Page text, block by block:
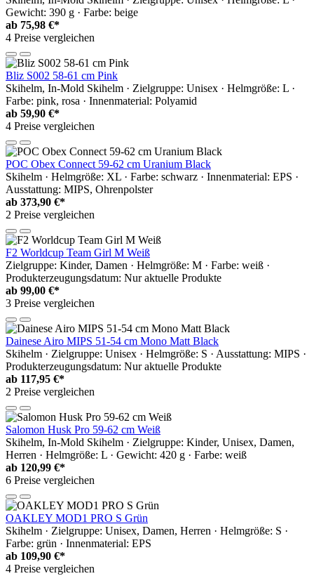
Gewicht: 390 g · Farbe: beige
ab 75,98 €*
4 Preise vergleichen
Bliz S002 58-61 cm Pink
Skihelm, In-Mold Skihelm · Zielgruppe: Unisex · Helmgröße: L ·
Farbe: pink, rosa · Innenmaterial: Polyamid
ab 59,90 €*
4 Preise vergleichen
POC Obex Connect 59-62 cm Uranium Black
Skihelm · Helmgröße: XL · Farbe: schwarz · Innenmaterial: EPS ·
Ausstattung: MIPS, Ohrenpolster
ab 373,90 €*
2 Preise vergleichen
F2 Worldcup Team Girl M Weiß
Zielgruppe: Kinder, Damen · Helmgröße: M · Farbe: weiß ·
Produkterzeugungsdatum: Nur aktuelle Produkte
ab 99,00 €*
3 Preise vergleichen
Dainese Airo MIPS 51-54 cm Mono Matt Black
Skihelm · Zielgruppe: Unisex · Helmgröße: S · Ausstattung: MIPS ·
Produkterzeugungsdatum: Nur aktuelle Produkte
ab 117,95 €*
2 Preise vergleichen
Salomon Husk Pro 59-62 cm Weiß
Skihelm, In-Mold Skihelm · Zielgruppe: Kinder, Unisex, Damen,
Herren · Helmgröße: L · Gewicht: 420 g · Farbe: weiß
ab 120,99 €*
6 Preise vergleichen
OAKLEY MOD1 PRO S Grün
Skihelm · Zielgruppe: Unisex, Damen, Herren · Helmgröße: S ·
Farbe: grün · Innenmaterial: EPS
ab 109,90 €*
4 Preise vergleichen